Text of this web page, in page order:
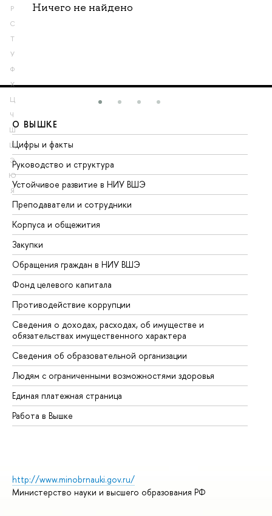
Р
С
Т
У
Ф
Х
Ц
Ч
Ш
Щ
Э
Ю
Я
Ничего не найдено
О ВЫШКЕ
Цифры и факты
Руководство и структура
Устойчивое развитие в НИУ ВШЭ
Преподаватели и сотрудники
Корпуса и общежития
Закупки
Обращения граждан в НИУ ВШЭ
Фонд целевого капитала
Противодействие коррупции
Сведения о доходах, расходах, об имуществе и
обязательствах имущественного характера
Сведения об образовательной организации
Людям с ограниченными возможностями здоровья
Единая платежная страница
Работа в Вышке
http://www.minobrnauki.gov.ru/
Министерство науки и высшего образования РФ